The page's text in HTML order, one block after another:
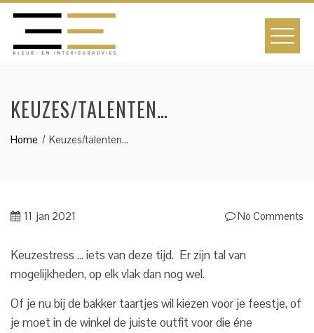
content
KEUZES/TALENTEN…
Home Keuzes/talenten…
11 jan 2021 No Comments
Keuzestress … iets van deze tijd. Er zijn tal van
mogelijkheden, op elk vlak dan nog wel.
Of je nu bij de bakker taartjes wil kiezen voor je feestje, of
je moet in de winkel de juiste outfit voor die éne